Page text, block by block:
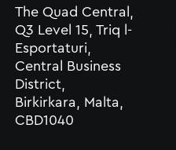
The Quad Central,
Q3 Level 15, Triq l-
Esportaturi,
Central Business
District,
Birkirkara, Malta,
CBD1040